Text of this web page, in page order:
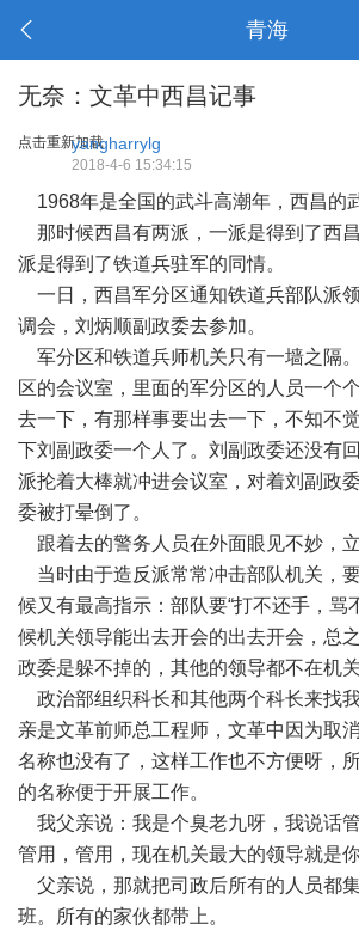
青海
无奈：文革中西昌记事
点击重新加载yangharrylg
2018-4-6 15:34:15
1968年是全国的武斗高潮年，西昌的
那时候西昌有两派，一派是得到了西
派是得到了铁道兵驻军的同情。
一日，西昌军分区通知铁道兵部队派
调会，刘炳顺副政委去参加。
军分区和铁道兵师机关只有一墙之隔
区的会议室，里面的军分区的人员一个
去一下，有那样事要出去一下，不知不
下刘副政委一个人了。刘副政委还没有
派抡着大棒就冲进会议室，对着刘副政
委被打晕倒了。
跟着去的警务人员在外面眼见不妙，立
当时由于造反派常常冲击部队机关，
候又有最高指示：部队要“打不还手，骂
候机关领导能出去开会的出去开会，总
政委是躲不掉的，其他的领导都不在机关
政治部组织科长和其他两个科长来找
亲是文革前师总工程师，文革中因为取
名称也没有了，这样工作也不方便呀，
的名称便于开展工作。
我父亲说：我是个臭老九呀，我说话
管用，管用，现在机关最大的领导就是你
父亲说，那就把司政后所有的人员都
班。所有的家伙都带上。